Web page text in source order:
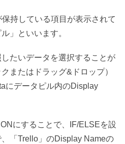
持している項目が表示されて
」といいます。
たいデータを選択することが
またはドラッグ&ドロップ）
にデータピル内のDisplay
ONにすることで、IF/ELSEを設
「Trello」のDisplay Nameの